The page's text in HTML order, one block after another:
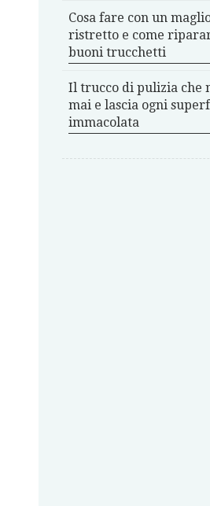
Cosa fare con un
ristretto e come
buoni trucchetti
Il trucco di pulizia che
mai e lascia ogni
immacolata